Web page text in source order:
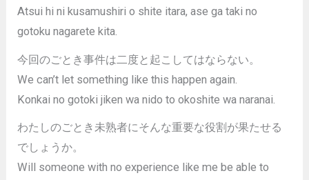
Atsui hi ni kusamushiri o shite itara, ase ga taki no
gotoku nagarete kita.
今回のごとき事件は二度と起こしてはならない。
We can’t let something like this happen again.
Konkai no gotoki jiken wa nido to okoshite wa naranai.
わたしのごとき未熟者にそんな重要な役割が果たせる
でしょうか。
Will someone with no experience like me be able to